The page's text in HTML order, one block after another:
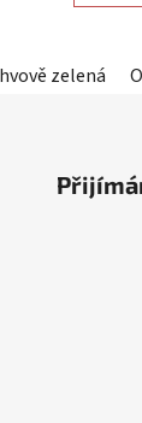
Mauve
zelená